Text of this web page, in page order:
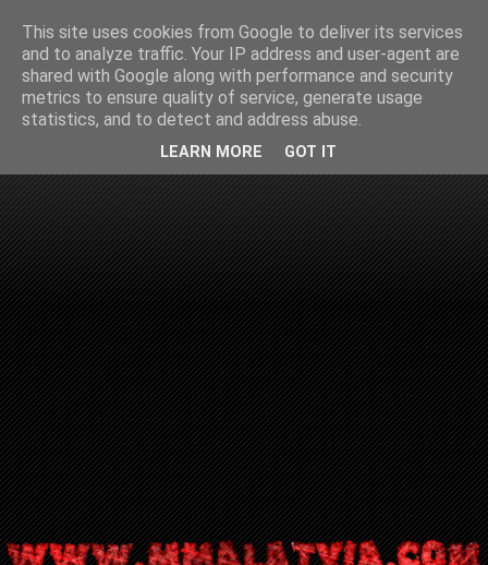
This site uses cookies from Google to deliver its services
and to analyze traffic. Your IP address and user-agent are
shared with Google along with performance and security
metrics to ensure quality of service, generate usage
statistics, and to detect and address abuse.
LEARN MORE GOT IT